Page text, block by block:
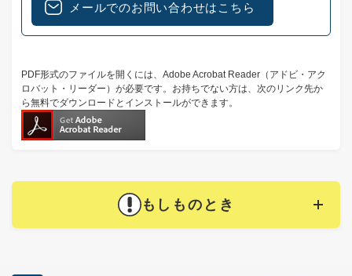
メールでのお問い合わせはこちら
PDF形式のファイルを開くには、Adobe Acrobat Reader（アドビ・アク
ロバット・リーダー）が必要です。お持ちでない方は、次のリンク先か
ら無料でダウンロードとインストールができます。
もしものとき